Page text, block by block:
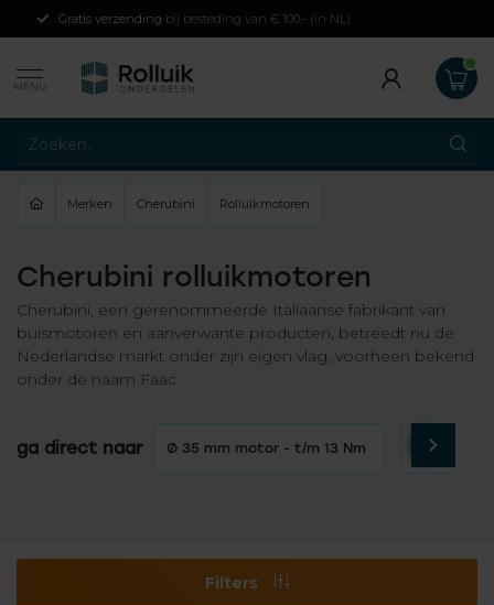
Gratis verzending bij besteding van € 100,- (in NL)
MENU
Merken Cherubini Rolluikmotoren
Cherubini rolluikmotoren
Cherubini, een gerenommeerde Italiaanse fabrikant van
buismotoren en aanverwante producten, betreedt nu de
Nederlandse markt onder zijn eigen vlag, voorheen bekend
onder de naam Faac
ga direct naar Ø 35 mm motor - t/m 13 Nm Ø 45 mm
Filters